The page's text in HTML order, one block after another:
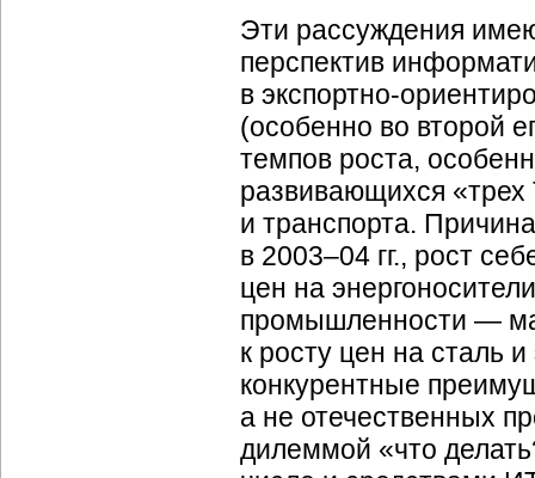
Эти рассуждения
перспектив
в экспортно-
(особенно во второй
темпов роста,
развивающихся «трех
и транспорта.
в 2003–04 гг., рост
цен на
промышленности —
к росту цен на сталь
конкурентные
а не отечественных
дилеммой «что